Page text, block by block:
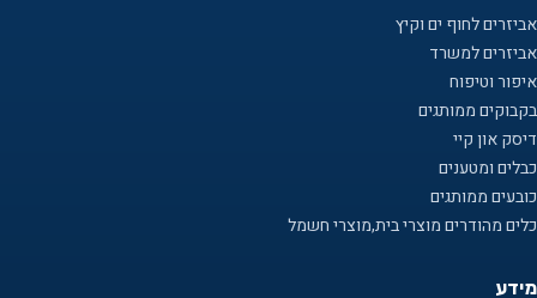
אביזרים לחוף ים וקיץ
אביזרים למשרד
איפור וטיפוח
בקבוקים ממותגים
דיסק און קיי
כבלים ומטענים
כובעים ממותגים
כלים מהודרים מוצרי בית,מוצרי חשמל
מידע